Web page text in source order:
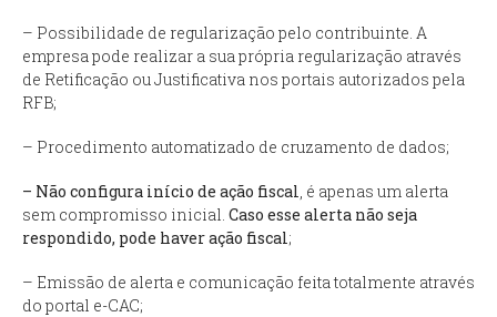
– Possibilidade de regularização pelo contribuinte. A
empresa pode realizar a sua própria regularização através
de Retificação ou Justificativa nos portais autorizados pela
RFB;
– Procedimento automatizado de cruzamento de dados;
– Não configura início de ação fiscal , é apenas um alerta
sem compromisso inicial. Caso esse alerta não seja
respondido, pode haver ação fiscal ;
– Emissão de alerta e comunicação feita totalmente através
do portal e-CAC;